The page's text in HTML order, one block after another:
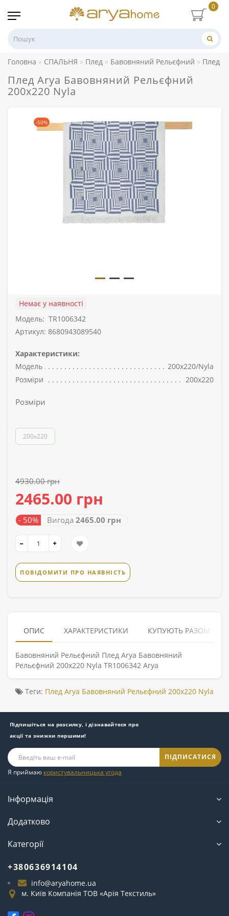
0
Головна СПАЛЬНЯ Плед Бавовняний Рельєфний Плед
Плед Arya Бавовняний Рельєфний
200x220 Nyla
-50%
Немає у наявності
Модель: TR1006342
Артикул: 8680943089540
Характеристики:
Модель
200x220/Nyla
Розміри
200x220
Розміри
200x220
4930.00 грн
2465.00 грн
- 50% Вигода 2465.00 грн
ПОВІДОМИТИ ПРО НАЯВНІСТЬ
ОПИС ХАРАКТЕРИСТИКИ КУПУЮТЬ РАЗОМ
Бавовняний Рельєфний Плед Arya Бавовняний
Рельєфний 200x220 Nyla TR1006342 Arya
Теги: Плед Arya Бавовняний Рельєфний 200x220 Nyla
Підпишіться на розсилку, і дізнавайтеся про
акції та знижки першими!
ПІДПИСАТИСЯ
Я приймаю користувальницька угода
Інформація
Додатково
Категорії
+380636914104
info@aryahome.ua
м. Київ Компанія ТОВ «Арія Текстиль»